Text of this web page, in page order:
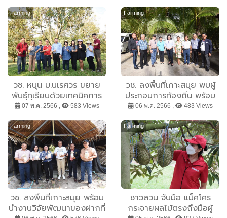
เกษตรศาสตร์และชีววิทยา”
ปี 66
Farming
วช. หนุน ม.นเรศวร ขยาย
พันธุ์ทุเรียนด้วยเทคนิคการ
เพาะเลี้ยงเนื้อเยื่อ เพื่อการ
ลับแล หลินลับแล และพื้น
เมืองคุณภาพดีในเขตภาค
เหนือตอนล่าง
07 พ.ค. 2566 , 583 Views
Farming
วช. ลงพื้นที่เกาะสมุย พบผู้
ประกอบการท้องถิ่น พร้อม
หนุนงานวิจัยยกระดับของ
รายได้อย่างยั่งยืน
06 พ.ค. 2566 , 483 Views
Farming
วช. ลงพื้นที่เกาะสมุย พร้อม
นำงานวิจัยพัฒนาของฝากที่
Farming
ชาวสวน จับมือ แม็คโคร
กระจายผลไม้ตรงถึงมือผู้